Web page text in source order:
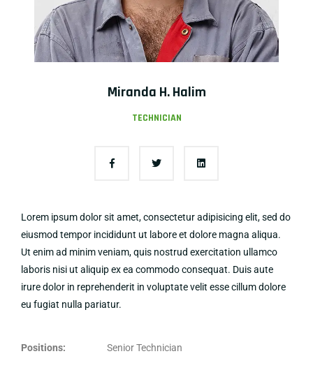
Miranda H. Halim
TECHNICIAN
Lorem ipsum dolor sit amet, consectetur adipisicing elit, sed do
eiusmod tempor incididunt ut labore et dolore magna aliqua.
Ut enim ad minim veniam, quis nostrud exercitation ullamco
laboris nisi ut aliquip ex ea commodo consequat. Duis aute
irure dolor in reprehenderit in voluptate velit esse cillum dolore
eu fugiat nulla pariatur.
Positions: Senior Technician